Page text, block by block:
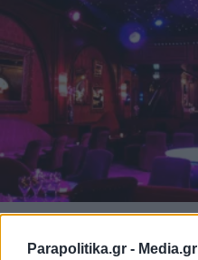
Parapolitika.gr - Media.gr
PARAPOLITIKA NEWSROOM